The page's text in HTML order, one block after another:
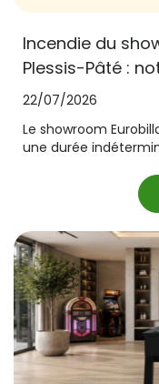
Incendie du
Plessis-Pâté :
22/07/2026
Le showroom
une durée